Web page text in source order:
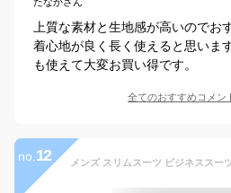
上質な素材と生地感が高いのでお
着心地が良く長く使えると思いま
も使えて大変お買い得です。
全てのおすすめコメン
no. 12